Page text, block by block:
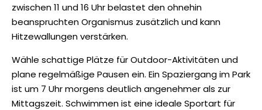
zwischen 11 und 16 Uhr belastet den ohnehin
beanspruchten Organismus zusätzlich und kann
Hitzewallungen verstärken.
Wähle schattige Plätze für Outdoor-Aktivitäten und
plane regelmäßige Pausen ein. Ein Spaziergang im Park
ist um 7 Uhr morgens deutlich angenehmer als zur
Mittagszeit. Schwimmen ist eine ideale Sportart für